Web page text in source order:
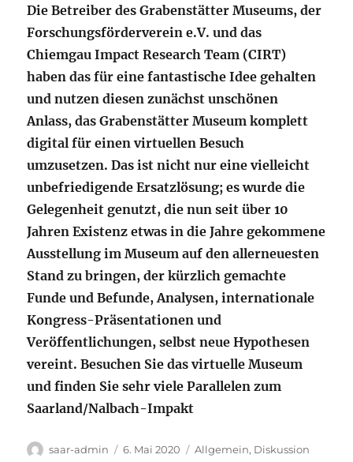
Die Betreiber des Grabenstätter Museums, der
Forschungsförderverein e.V. und das
Chiemgau Impact Research Team (CIRT)
haben das für eine fantastische Idee gehalten
und nutzen diesen zunächst unschönen
Anlass, das Grabenstätter Museum komplett
digital für einen virtuellen Besuch
umzusetzen. Das ist nicht nur eine vielleicht
unbefriedigende Ersatzlösung; es wurde die
Gelegenheit genutzt, die nun seit über 10
Jahren Existenz etwas in die Jahre gekommene
Ausstellung im Museum auf den allerneuesten
Stand zu bringen, der kürzlich gemachte
Funde und Befunde, Analysen, internationale
Kongress-Präsentationen und
Veröffentlichungen, selbst neue Hypothesen
vereint. Besuchen Sie das virtuelle Museum
und finden Sie sehr viele Parallelen zum
Saarland/Nalbach-Impakt
Autor
saar-admin
Veröffentlicht
6. Mai 2020 Kategorien
Allgemein, Diskussion